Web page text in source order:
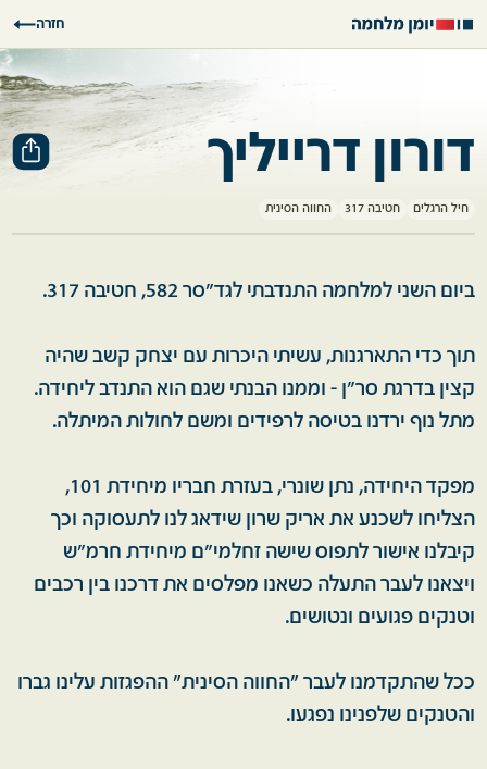
חזרה
דורון דרייליך
חיל הרגלים חטיבה 317 החווה הסינית
ביום השני למלחמה התנדבתי לגד"סר 582, חטיבה 317.
תוך כדי התארגנות, עשיתי היכרות עם יצחק קשב שהיה
קצין בדרגת סר"ן - וממנו הבנתי שגם הוא התנדב ליחידה.
מתל נוף ירדנו בטיסה לרפידים ומשם לחולות המיתלה.
מפקד היחידה, נתן שונרי, בעזרת חבריו מיחידת 101,
הצליחו לשכנע את אריק שרון שידאג לנו לתעסוקה וכך
קיבלנו אישור לתפוס שישה זחלמי"ם מיחידת חרמ"ש
ויצאנו לעבר התעלה כשאנו מפלסים את דרכנו בין רכבים
וטנקים פגועים ונטושים.
ככל שהתקדמנו לעבר "החווה הסינית" ההפגזות עלינו גברו
והטנקים שלפנינו נפגעו.